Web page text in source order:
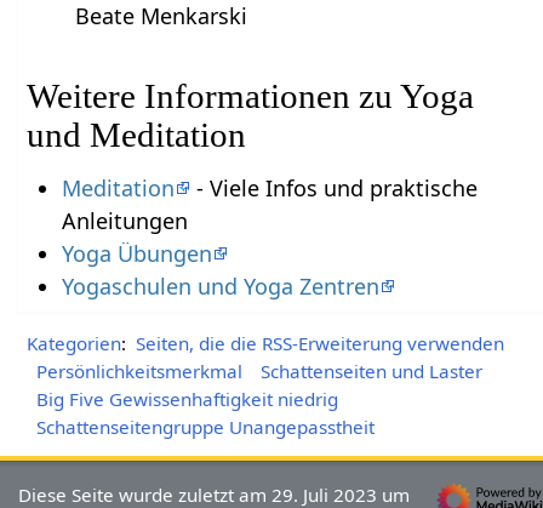
Beate Menkarski
Weitere Informationen zu Yoga
und Meditation
Meditation
- Viele Infos und praktische
Anleitungen
Yoga Übungen
Yogaschulen und Yoga Zentren
Kategorien: Seiten, die die RSS-Erweiterung verwenden
Persönlichkeitsmerkmal
Schattenseiten und Laster
Big Five Gewissenhaftigkeit niedrig
Schattenseitengruppe Unangepasstheit
Diese Seite wurde zuletzt am 29. Juli 2023 um